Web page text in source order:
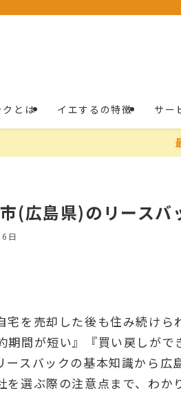
クとは イエするの特徴 サー
(広島県)のリースバ
日
宅を売却した後も住み続け
期間が短い』『買い戻しが
ースバックの基本知識から
を選ぶ際の注意点まで、わか